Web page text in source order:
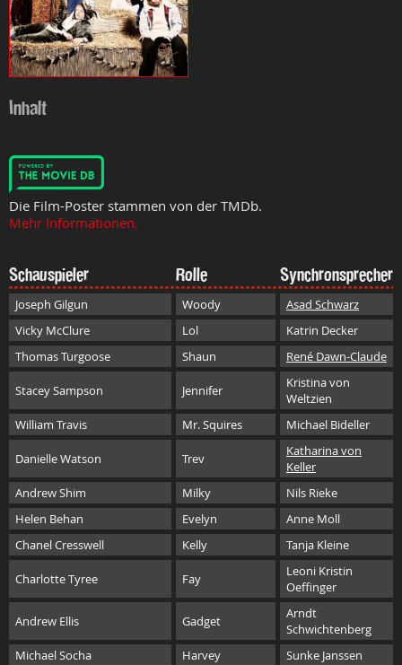
Inhalt
Die Film-Poster stammen von der TMDb.
Mehr Informationen.
Schauspieler Rolle Synchronsprecher
Joseph Gilgun Woody
Asad Schwarz
Vicky McClure
Lol
Katrin Decker
Thomas Turgoose
Shaun René Dawn-Claude
Stacey Sampson Jennifer
Kristina von
Weltzien
William Travis
Mr. Squires Michael Bideller
Danielle Watson Trev
Katharina von
Keller
Andrew Shim
Milky
Nils Rieke
Helen Behan
Evelyn
Anne Moll
Chanel Cresswell
Kelly Tanja Kleine
Charlotte Tyree Fay
Leoni Kristin
Oeffinger
Andrew Ellis Gadget
Arndt
Schwichtenberg
Michael Socha
Harvey
Sunke Janssen